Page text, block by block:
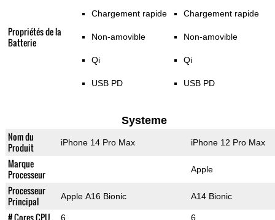
Propriétés de la
Batterie
Chargement rapide
Non-amovible
Qi
USB PD
Chargement rapide
Non-amovible
Qi
USB PD
Systeme
Nom du
Produit
iPhone 14 Pro Max iPhone 12 Pro Max
Marque
Processeur
Apple
Processeur
Principal
Apple A16 Bionic A14 Bionic
# Cores CPU 6 6